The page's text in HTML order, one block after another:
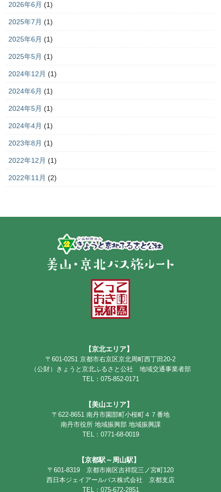
2026年6月 (1)
2025年7月 (1)
2025年6月 (1)
2025年5月 (1)
2024年12月 (1)
2024年6月 (1)
2024年5月 (1)
2024年4月 (1)
2023年8月 (1)
2022年12月 (1)
2022年11月 (2)
【京北エリア】
〒601-0251 京都市右京区京北周町西丁田20-2
（公財）きょうと京北ふるさと公社 地域交通事業者部
TEL：075-852-0171
【美山エリア】
〒622-8651 南丹市園部町小桜町４７番地
南丹市役所 地域振興部 地域振興課
TEL：0771-68-0019
【京都駅～周山駅】
〒601-8319 京都市南区吉祥院三ノ宮町120
西日本ジェイアールバス株式会社 京都支店
TEL：075-672-2851